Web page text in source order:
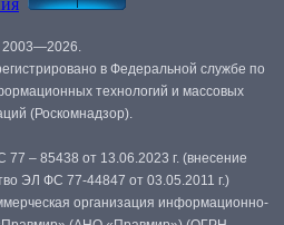
в Федеральной службе по
технологий и массовых
(Роскомнадзор).
– 85438 от 13.06.2023 г. (внесение
ЭЛ ФС 77-44847 от 03.05.2011 г.)
организация информационно-